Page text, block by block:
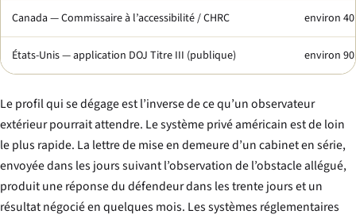
Canada — Commissaire à l’accessibilité / CHRC environ
États-Unis — application DOJ Titre III (publique) environ
Le profil qui se dégage est l’inverse de ce qu’un observateur
extérieur pourrait attendre. Le système privé américain est de loin
le plus rapide. La lettre de mise en demeure d’un cabinet en série,
envoyée dans les jours suivant l’observation de l’obstacle allégué,
produit une réponse du défendeur dans les trente jours et un
résultat négocié en quelques mois. Les systèmes réglementaires